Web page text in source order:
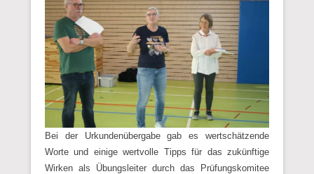
Bei der Urkundenübergabe gab es wertschätzende
Worte und einige wertvolle Tipps für das zukünftige
Wirken als Übungsleiter durch das Prüfungskomitee